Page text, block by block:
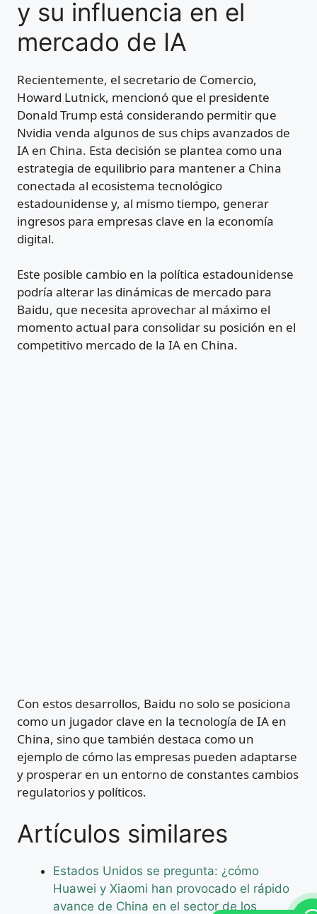
y su influencia en el
mercado de IA
Recientemente, el secretario de Comercio,
Howard Lutnick, mencionó que el presidente
Donald Trump está considerando permitir que
Nvidia venda algunos de sus chips avanzados de
IA en China. Esta decisión se plantea como una
estrategia de equilibrio para mantener a China
conectada al ecosistema tecnológico
estadounidense y, al mismo tiempo, generar
ingresos para empresas clave en la economía
digital.
Este posible cambio en la política estadounidense
podría alterar las dinámicas de mercado para
Baidu, que necesita aprovechar al máximo el
momento actual para consolidar su posición en el
competitivo mercado de la IA en China.
Con estos desarrollos, Baidu no solo se posiciona
como un jugador clave en la tecnología de IA en
China, sino que también destaca como un
ejemplo de cómo las empresas pueden adaptarse
y prosperar en un entorno de constantes cambios
regulatorios y políticos.
Artículos similares
Estados Unidos se pregunta: ¿cómo
Huawei y Xiaomi han provocado el rápido
avance de China en el sector de los